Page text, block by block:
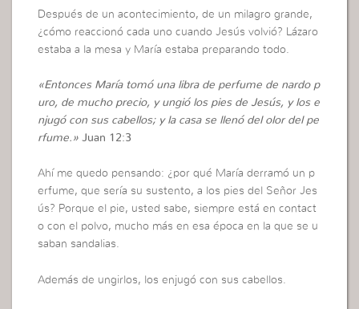
Después de un acontecimiento, de un milagro grande,
¿cómo reaccionó cada uno cuando Jesús volvió? Lázaro
estaba a la mesa y María estaba preparando todo.
«Entonces María tomó una libra de perfume de nardo p
uro, de mucho precio, y ungió los pies de Jesús, y los e
njugó con sus cabellos; y la casa se llenó del olor del pe
rfume.» Juan 12:3
Ahí me quedo pensando: ¿por qué María derramó un p
erfume, que sería su sustento, a los pies del Señor Jes
ús? Porque el pie, usted sabe, siempre está en contact
o con el polvo, mucho más en esa época en la que se u
saban sandalias.
Además de ungirlos, los enjugó con sus cabellos.